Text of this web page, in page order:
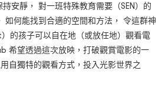
安靜， 對一班特殊教育需要（SEN）的
如何能找到合適的空間和方法， 令這群神
的孩子可以自在地（或放任地）觀看電
希望透過這次放映，打破觀賞電影的一
自獨特的觀看方式，投入光影世界之